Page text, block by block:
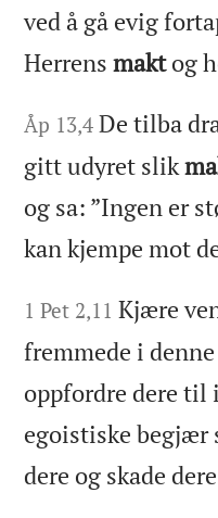
ved å gå evig
Herrensmaktog
Åp 13,4 De tilba
gitt udyret slik
og sa: ”Ingen er
kan kjempe mot
1 Pet 2,11 Kjære
fremmede i
oppfordre dere til
egoistiske begjær
dere og skade